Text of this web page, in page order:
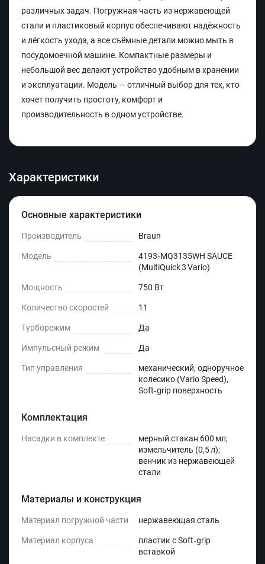
различных задач. Погружная часть из нержавеющей
стали и пластиковый корпус обеспечивают надёжность
и лёгкость ухода, а все съёмные детали можно мыть в
посудомоечной машине. Компактные размеры и
небольшой вес делают устройство удобным в хранении
и эксплуатации. Модель — отличный выбор для тех, кто
хочет получить простоту, комфорт и
производительность в одном устройстве.
Характеристики
Основные характеристики
Производитель Braun
Модель
4193‑MQ3135WH SAUCE
(MultiQuick 3 Vario)
Мощность 750 Вт
Количество скоростей 11
Турборежим Да
Импульсный режим Да
Тип управления
механический, одноручное
колесико (Vario Speed),
Soft‑grip поверхность
Комплектация
Насадки в комплекте
мерный стакан 600 мл;
измельчитель (0,5 л);
венчик из нержавеющей
стали
Материалы и конструкция
Материал погружной части нержавеющая сталь
Материал корпуса
пластик с Soft‑grip
вставкой